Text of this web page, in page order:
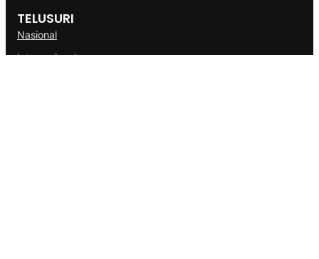
TELUSURI
Nasional
Internasional